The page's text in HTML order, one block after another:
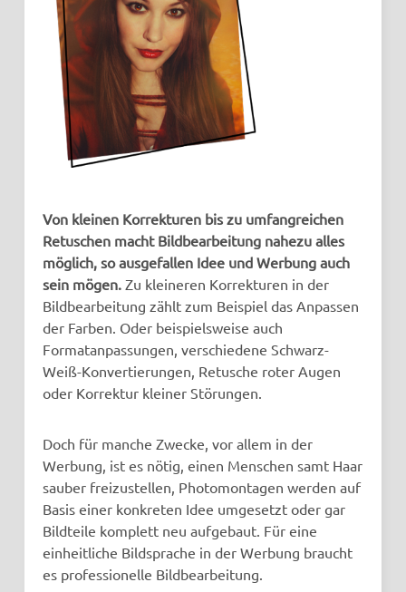
Von kleinen Korrekturen bis zu umfangreichen
Retuschen macht Bildbearbeitung nahezu alles
möglich, so ausgefallen Idee und Werbung auch
sein mögen. Zu kleineren Korrekturen in der
Bildbearbeitung zählt zum Beispiel das Anpassen
der Farben. Oder beispielsweise auch
Formatanpassungen, verschiedene Schwarz-
Weiß-Konvertierungen, Retusche roter Augen
oder Korrektur kleiner Störungen.
Doch für manche Zwecke, vor allem in der
Werbung, ist es nötig, einen Menschen samt Haar
sauber freizustellen, Photomontagen werden auf
Basis einer konkreten Idee umgesetzt oder gar
Bildteile komplett neu aufgebaut. Für eine
einheitliche Bildsprache in der Werbung braucht
es professionelle Bildbearbeitung.